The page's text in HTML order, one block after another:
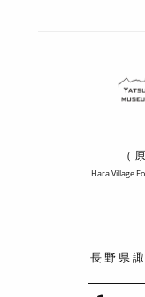
（
Hara Village
長野県